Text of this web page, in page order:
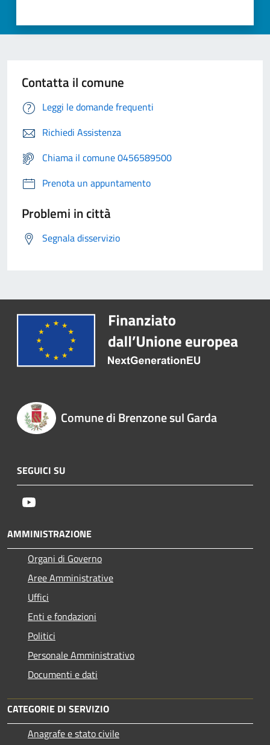
Contatta il comune
Leggi le domande frequenti
Richiedi Assistenza
Chiama il comune 0456589500
Prenota un appuntamento
Problemi in città
Segnala disservizio
Comune di Brenzone sul Garda
SEGUICI SU
AMMINISTRAZIONE
Organi di Governo
Aree Amministrative
Uffici
Enti e fondazioni
Politici
Personale Amministrativo
Documenti e dati
CATEGORIE DI SERVIZIO
Anagrafe e stato civile